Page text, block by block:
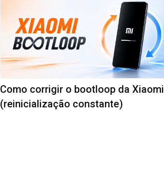
Como corrigir o bootloop da Xiaomi
(reinicialização constante)